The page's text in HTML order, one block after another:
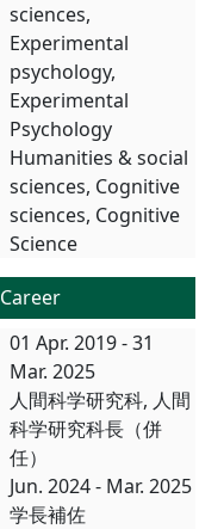
sciences,
Experimental
psychology,
Experimental
Psychology
Humanities & social
sciences, Cognitive
sciences, Cognitive
Science
Career
01 Apr. 2019 - 31
Mar. 2025
人間科学研究科, 人間
科学研究科長（併
任）
Jun. 2024 - Mar. 2025
学長補佐